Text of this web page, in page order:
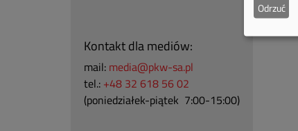
Kontakt dla mediów:
mail: media@pkw-sa.pl
tel.: +48 32 618 56 02
(poniedziałek-piątek 7:00-15:00)
Odrzuć